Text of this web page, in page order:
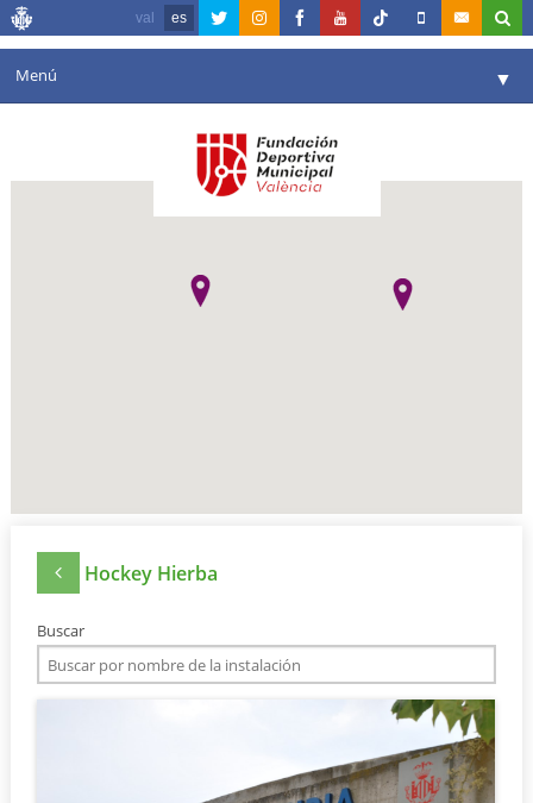
val es
Menú ▼
Agenda
Hockey Hierba
Buscar